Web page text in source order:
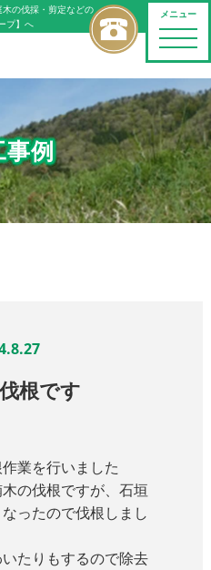
メニュー
toggle
の伐採・剪定などの
プ】へ
事例
根です
業を行いました
の伐根ですが、石垣
ったので伐根しまし
たりもするので除去